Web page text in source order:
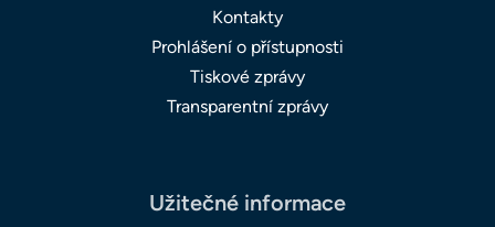
Kontakty
Prohlášení o přístupnosti
Tiskové zprávy
Transparentní zprávy
Užitečné informace